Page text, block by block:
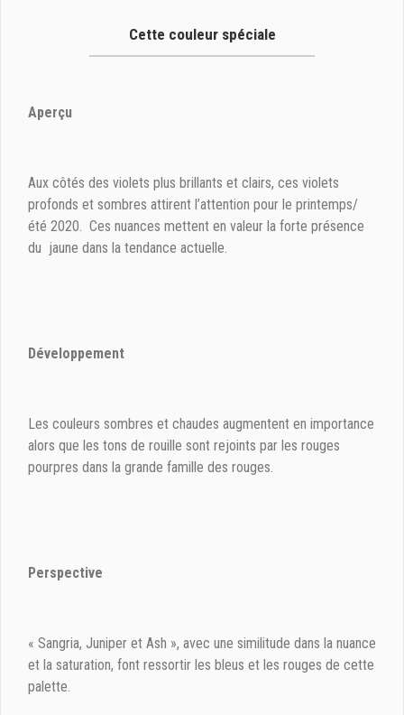
Cette couleur spéciale
Aperçu
Aux côtés des violets plus brillants et clairs, ces violets
profonds et sombres attirent l’attention pour le printemps/
été 2020. Ces nuances mettent en valeur la forte présence
du jaune dans la tendance actuelle.
Développement
Les couleurs sombres et chaudes augmentent en importance
alors que les tons de rouille sont rejoints par les rouges
pourpres dans la grande famille des rouges.
Perspective
« Sangria, Juniper et Ash », avec une similitude dans la nuance
et la saturation, font ressortir les bleus et les rouges de cette
palette.